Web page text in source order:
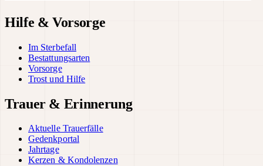
Hilfe & Vorsorge
Im Sterbefall
Bestattungsarten
Vorsorge
Trost und Hilfe
Trauer & Erinnerung
Aktuelle Trauerfälle
Gedenkportal
Jahrtage
Kerzen & Kondolenzen